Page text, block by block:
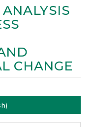
CHANGE